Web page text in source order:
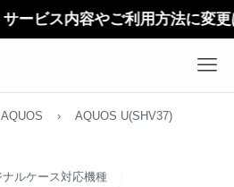
容やご利用方法に変更はありま
AQUOS › AQUOS U(SHV37)
ナルケース対応機種